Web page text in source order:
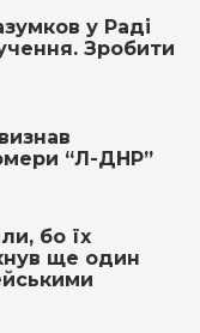
у Раді
Зробити
“Л-ДНР”
бо їх
ще один